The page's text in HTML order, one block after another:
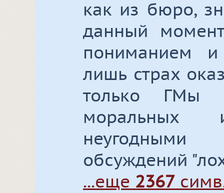
как из бюро,
данный
пониманием и
лишь страх
только ГМы
моральных
обсуждений
...еще 2367